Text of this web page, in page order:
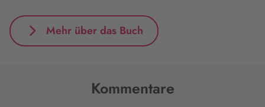
Mehr über das Buch
Kommentare